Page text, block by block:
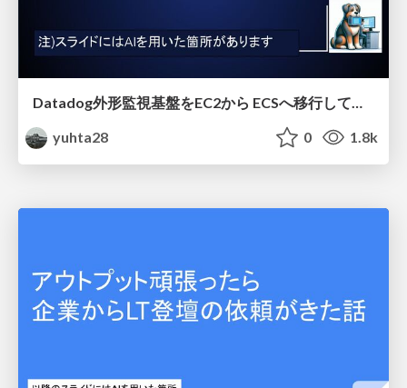
Datadog外形監視基盤をEC2から ECSへ移行してみた
yuhta28
0 1.8k